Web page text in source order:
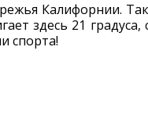
Калифорнии.
здесь 21 градуса,
спорта!